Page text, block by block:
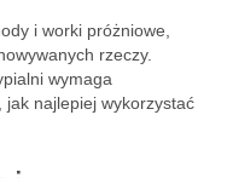
i worki próżniowe,
rzeczy.
wymaga
najlepiej wykorzystać